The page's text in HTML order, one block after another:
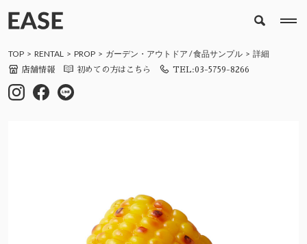
TOP RENTAL PROP ガーデン・アウトドア /食品サンプル 詳細
店舗情報 初めての方はこちら TEL:03-5759-8266